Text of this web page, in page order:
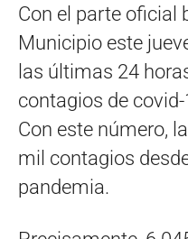
Con el parte oficial
Municipio este
las últimas 24
contagios de
Con este número,
mil contagios
pandemia.